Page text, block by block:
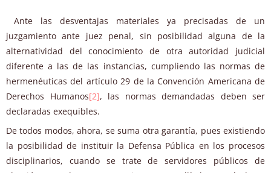
Ante las desventajas materiales ya precisadas de un
juzgamiento ante juez penal, sin posibilidad alguna de la
alternatividad del conocimiento de otra autoridad judicial
diferente a las de las instancias, cumpliendo las normas de
hermenéuticas del artículo 29 de la Convención Americana de
Derechos Humanos[2], las normas demandadas deben ser
declaradas exequibles.
De todos modos, ahora, se suma otra garantía, pues existiendo
la posibilidad de instituir la Defensa Pública en los procesos
disciplinarios, cuando se trate de servidores públicos de